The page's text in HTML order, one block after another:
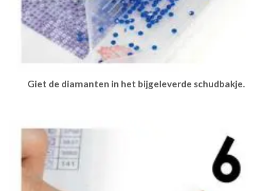
Giet de diamanten in het bijgeleverde schudbakje.